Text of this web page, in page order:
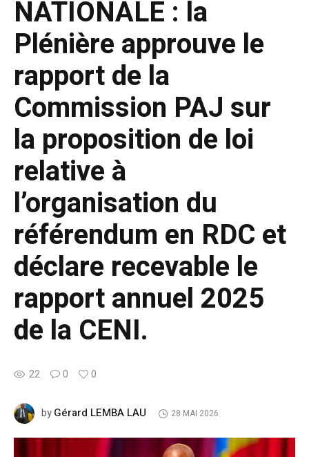
NATIONALE : la
Plénière approuve le
rapport de la
Commission PAJ sur
la proposition de loi
relative à
l’organisation du
référendum en RDC et
déclare recevable le
rapport annuel 2025
de la CENI.
22 0 0
byGérard LEMBA LAU 28 MAI 2026